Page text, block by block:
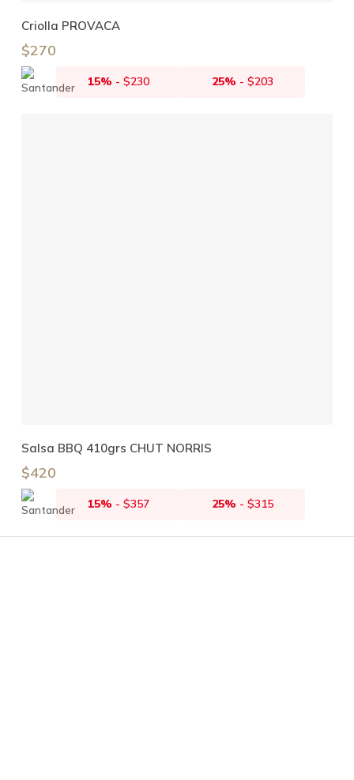
Criolla PROVACA
$270
15% - $230 25% -$203
Añadir Al Carrito
Salsa BBQ 410grs CHUT NORRIS
$420
15% - $357 25% -$315